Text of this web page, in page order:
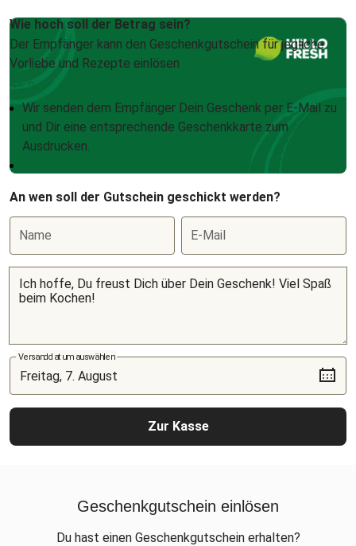
Wie hoch soll der Betrag sein?
Der Empfänger kann den Geschenkgutschein für jegliche
Vorliebe und Rezepte einlösen
Wir senden dem Empfänger Dein Geschenk per E-Mail zu
und Dir eine entsprechende Geschenkkarte zum
Ausdrucken.
An wen soll der Gutschein geschickt werden?
Name E-Mail
Versanddatum auswählen
Zur Kasse
Geschenkgutschein einlösen
Du hast einen Geschenkgutschein erhalten?